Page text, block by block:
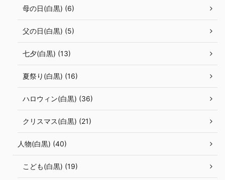
母の日(白黒) (6)
父の日(白黒) (5)
七夕(白黒) (13)
夏祭り(白黒) (16)
ハロウィン(白黒) (36)
クリスマス(白黒) (21)
人物(白黒) (40)
こども(白黒) (19)